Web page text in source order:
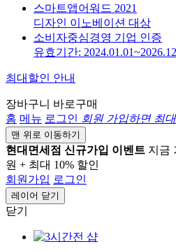
스마트앱어워드 2021
디자인 이노베이션 대상
소비자중심경영 기업 인증
유효기간:
최대할인 안내
장바구니 바로구매
홈 메뉴 로그인 회원 가입하면 최
맨 위로 이동하기
현대면세점 신규가입 이벤트 지금
원 + 최대 10% 할인
회원가입 로그인
레이어 닫기
닫기